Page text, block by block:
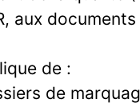
aux
de :
de